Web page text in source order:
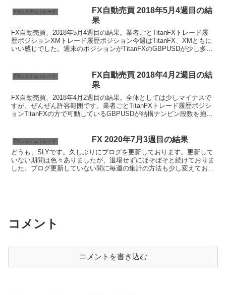
FXシステムトレード
FX自動売買 2018年5月4週目の結
果
FX自動売買、2018年5月4週目の結果。業者ごとTitanFXトレード履
歴ポジションXMトレード履歴ポジション今週はTitanFX、XMともに
いい感じでした。週末のポジションがTitanFXのGBPUSDが少し多め
FXシステムトレード
FX自動売買 2018年4月2週目の結
果
FX自動売買、2018年4月2週目の結果。全体としては少しマイナスで
すが、ぜんぜん許容範囲です。業者ごとTitanFXトレード履歴ポジシ
ョンTitanFXの方で可動しているGBPUSDが結構ナンピン段数を抱え
FXシステムトレード FX 2020年7月3週目の結果
どうも、SLYです。久しぶりにブログを更新しております。更新して
いない期間は色々ありましたが、退場せずにほそぼそと続けておりま
した。ブログ更新していない間に毎週の集計の方法も少し変えており
コメント
コメントを書き込む